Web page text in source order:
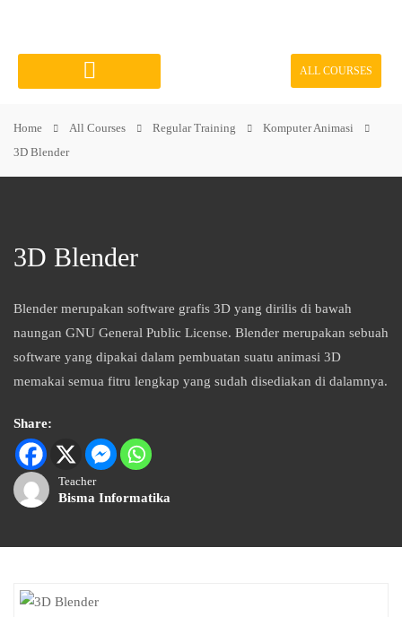
ALL COURSES
Home All Courses Regular Training
Komputer Animasi
3D Blender
3D Blender
Blender merupakan software grafis 3D yang dirilis di bawah
naungan GNU General Public License. Blender merupakan sebuah
software yang dipakai dalam pembuatan suatu animasi 3D
memakai semua fitru lengkap yang sudah disediakan di dalamnya.
Share:
Teacher
Bisma Informatika